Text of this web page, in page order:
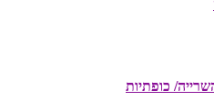
כופתיות